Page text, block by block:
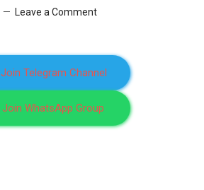
Leave a Comment
Join Telegram Channel
Join WhatsApp Group